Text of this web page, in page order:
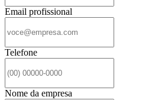
Email profissional
Telefone
Nome da empresa